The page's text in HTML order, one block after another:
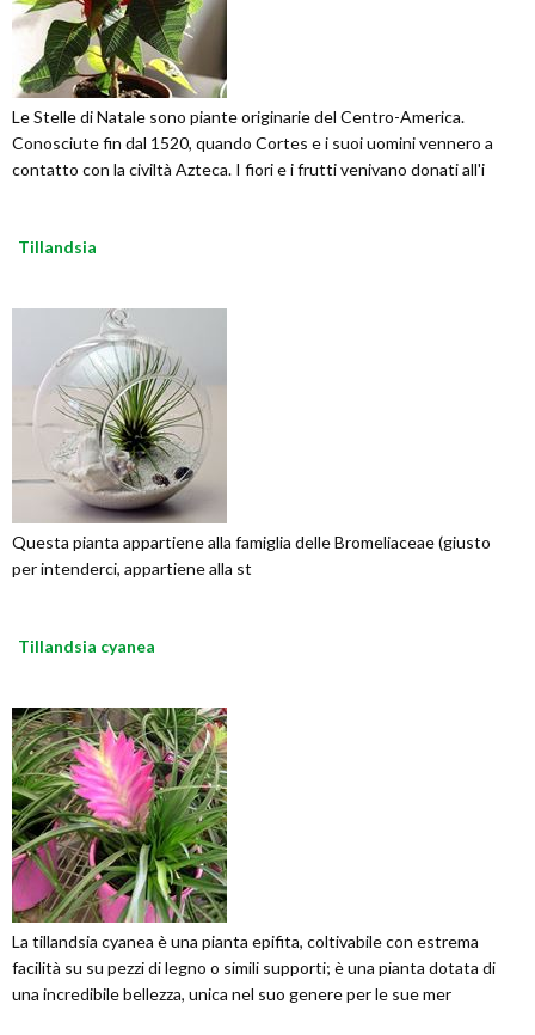
Le Stelle di Natale sono piante originarie del Centro-America.
Conosciute fin dal 1520, quando Cortes e i suoi uomini vennero a
contatto con la civiltà Azteca. I fiori e i frutti venivano donati all'i
Tillandsia
Questa pianta appartiene alla famiglia delle Bromeliaceae (giusto
per intenderci, appartiene alla st
Tillandsia cyanea
La tillandsia cyanea è una pianta epifita, coltivabile con estrema
facilità su su pezzi di legno o simili supporti; è una pianta dotata di
una incredibile bellezza, unica nel suo genere per le sue mer